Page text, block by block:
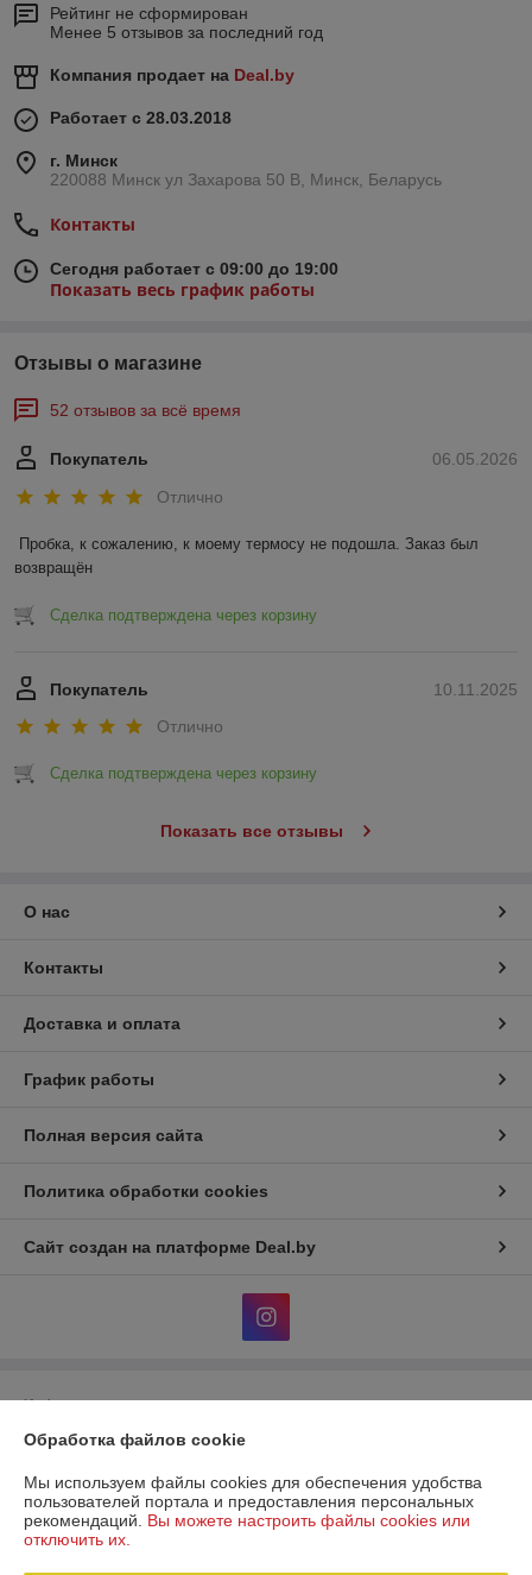
Рейтинг не сформирован
Менее 5 отзывов за последний год
Компания продает на Deal.by
Работает с 28.03.2018
г. Минск
220088 Минск ул Захарова 50 В, Минск, Беларусь
Контакты
Сегодня работает с 09:00 до 19:00
Показать весь график работы
Отзывы о магазине
52 отзывов за всё время
06.05.2026
Покупатель
Отлично
Пробка, к сожалению, к моему термосу не подошла. Заказ был
возвращён
Сделка подтверждена через корзину
10.11.2025
Покупатель
Отлично
Сделка подтверждена через корзину
Показать все отзывы
О нас
Контакты
Доставка и оплата
График работы
Полная версия сайта
Политика обработки cookies
Сайт создан на платформе Deal.by
Информация для покупателя
Индивидуальный предприниматель:
220088, г. Минск, ул. Захарова 50 В
Регистрационный номер ЕГР: 193019379
Обработка файлов cookie
Мы используем файлы cookies для обеспечения удобства
пользователей портала и предоставления персональных
рекомендаций. Вы можете настроить файлы cookies или
отключить их.